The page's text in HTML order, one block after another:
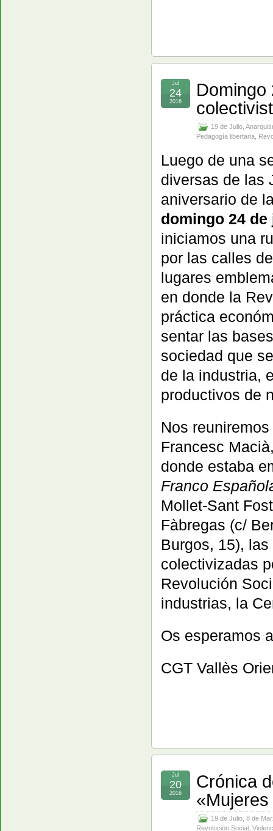
Domingo
19 de Julio,
Pedagogía libertaria,
Jul
24
2016
Luego de una
diversas de las
aniversario de
domingo 24 de
iniciamos una
por las calles
lugares
en donde la
práctica
sentar las
sociedad que
de la industria,
productivos de
Nos
Francesc
donde estaba
Franco
Mollet-Sant
Fàbregas (c/
Burgos, 15),
colectivizadas
Revolución
industrias, la
Os esperamos
CGT Vallès
Crónica
19 de Julio 8 de
Revolución Social
Jul
20
2016